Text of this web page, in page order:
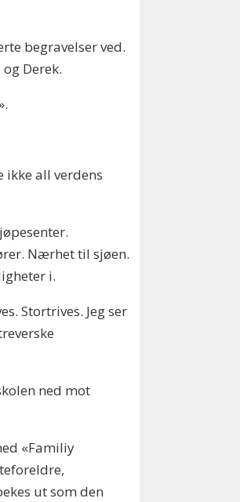
begravelser ved.
Derek.
all verdens
Nærhet til sjøen.
i.
Stortrives. Jeg ser
ned mot
«Familiy
ut som den